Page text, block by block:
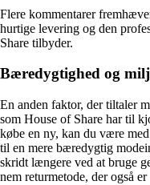
Flere kommentarer
hurtige levering og den
Share tilbyder.
Bæredygtighed og
En anden faktor, der tiltaler
som House of Share har til
købe en ny, kan du være
til en mere bæredygtig
skridt længere ved at bruge
nem returmetode, der også